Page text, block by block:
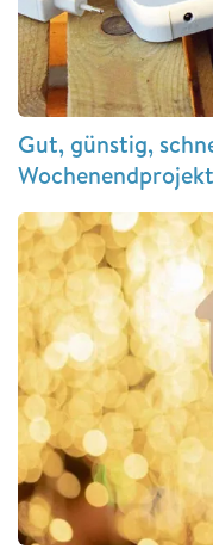
Gut, günstig,
Wochenendprojekt